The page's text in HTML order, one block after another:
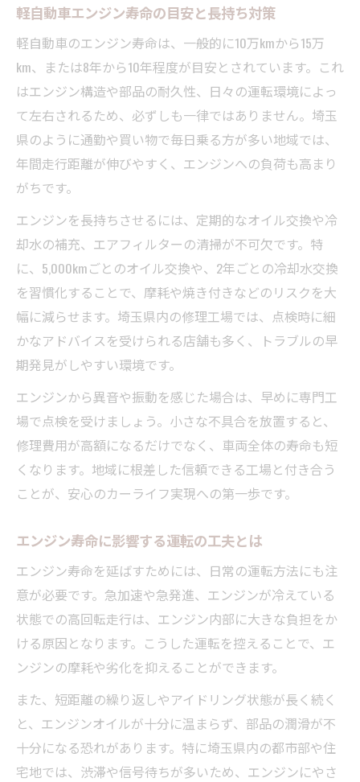
安心して乗れる軽自動車の維持ポイント
通勤や買い物で活躍する軽自動車の魅力
埼玉県の道路事情に合うエンジン選び方
エンジン費用を抑えるコツと維持のポイント
軽自動車エンジン費用を節約する方法
リビルトエンジン活用で費用を抑える
工賃を賢く抑える軽自動車エンジン交換
長く走るための軽自動車エンジンの管理方法
日常点検で軽自動車エンジンを長持ちさせ
る
エンジンオイル交換が寿命に与える影響
異音や振動を見逃さない管理の重要性
走行距離別の軽自動車エンジン管理ポイン
ト
信頼できる整備士への定期点検のすすめ
故障リスクに備えた軽自動車の賢いメンテナン
ス
軽自動車のエンジントラブル予兆と対策
早期修理で軽自動車寿命を延ばすポイント
埼玉県で安心できるメンテナンス先の選び
方
故障時の対応でエンジン費用を抑える方法
埼玉県での軽自動車エンジン寿命の実態
長寿命を実現した軽自動車ユーザーの声
軽自動車エンジン寿命の目安と長持ち対策
軽自動車のエンジン寿命は、一般的に10万kmから15万
km、または8年から10年程度が目安とされています。これ
はエンジン構造や部品の耐久性、日々の運転環境によっ
て左右されるため、必ずしも一律ではありません。埼玉
県のように通勤や買い物で毎日乗る方が多い地域では、
年間走行距離が伸びやすく、エンジンへの負荷も高まり
がちです。
エンジンを長持ちさせるには、定期的なオイル交換や冷
却水の補充、エアフィルターの清掃が不可欠です。特
に、5,000kmごとのオイル交換や、2年ごとの冷却水交換
を習慣化することで、摩耗や焼き付きなどのリスクを大
幅に減らせます。埼玉県内の修理工場では、点検時に細
かなアドバイスを受けられる店舗も多く、トラブルの早
期発見がしやすい環境です。
エンジンから異音や振動を感じた場合は、早めに専門工
場で点検を受けましょう。小さな不具合を放置すると、
修理費用が高額になるだけでなく、車両全体の寿命も短
くなります。地域に根差した信頼できる工場と付き合う
ことが、安心のカーライフ実現への第一歩です。
エンジン寿命に影響する運転の工夫とは
エンジン寿命を延ばすためには、日常の運転方法にも注
意が必要です。急加速や急発進、エンジンが冷えている
状態での高回転走行は、エンジン内部に大きな負担をか
ける原因となります。こうした運転を控えることで、エ
ンジンの摩耗や劣化を抑えることができます。
また、短距離の繰り返しやアイドリング状態が長く続く
と、エンジンオイルが十分に温まらず、部品の潤滑が不
十分になる恐れがあります。特に埼玉県内の都市部や住
宅地では、渋滞や信号待ちが多いため、エンジンにやさ